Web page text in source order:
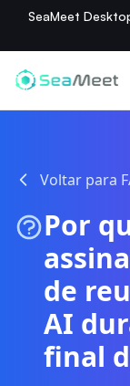
SeaMeet
Voltar para
Por
de
AI
final